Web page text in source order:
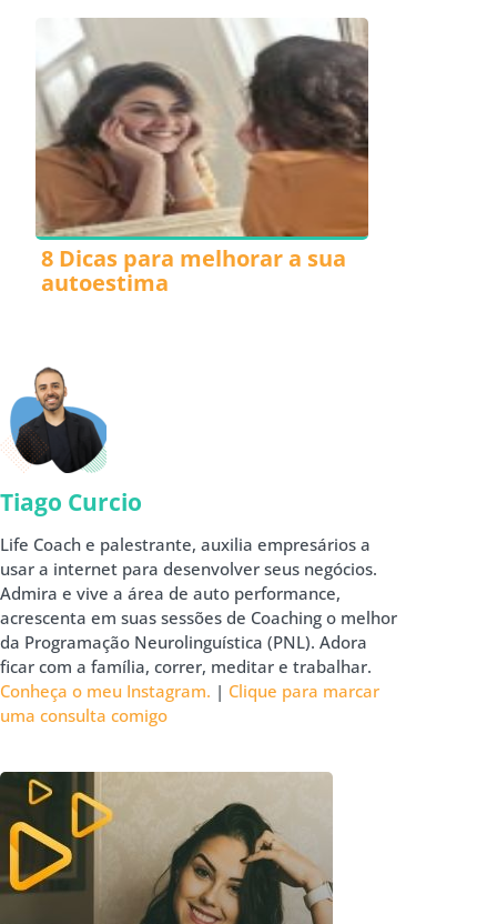
8 Dicas para melhorar a sua
autoestima
Tiago Curcio
Life Coach e palestrante, auxilia empresários a
usar a internet para desenvolver seus negócios.
Admira e vive a área de auto performance,
acrescenta em suas sessões de Coaching o melhor
da Programação Neurolinguística (PNL). Adora
ficar com a família, correr, meditar e trabalhar.
Conheça o meu Instagram. | Clique para marcar
uma consulta comigo